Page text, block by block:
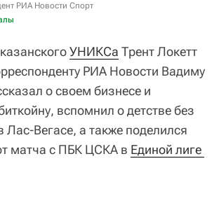
РИА Новости Спорт
УНИКСа Трент Локетт
РИА Новости Вадиму
о своем бизнесе и
вспомнил о детстве без
Лас-Вегасе, а также поделился
матча с ПБК ЦСКА в Единой лиге